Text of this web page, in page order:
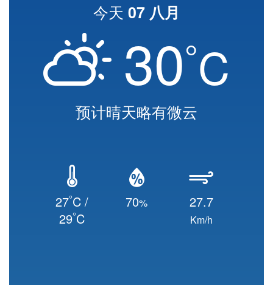
今天 07 八月
30°C
预计晴天略有微云
27°C /
29°C
70% 27.7
Km/h